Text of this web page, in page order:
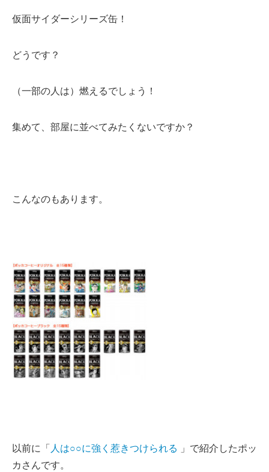
仮面サイダーシリーズ缶！
どうです？
（一部の人は）燃えるでしょう！
集めて、部屋に並べてみたくないですか？
こんなのもあります。
以前に「人は○○に強く惹きつけられる 」で紹介したポッ
カさんです。